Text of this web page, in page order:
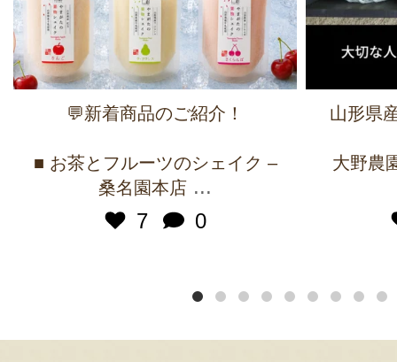
💬新着商品のご紹介！
■ お茶とフルーツのシェイク –
桑名園本店 ...
7
0
山形県
大野農